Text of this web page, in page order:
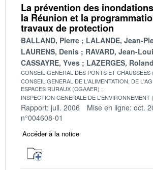
La prévention des
la Réunion et la
travaux de protection
BALLAND, Pierre
LALANDE, Jean-
LAURENS, Denis
RAVARD, Jean-
CASSAYRE, Yves
LAZERGES, Roland
CONSEIL GENERAL DES PONTS ET CHAUSSEES
CONSEIL GENERAL DE L'ALIMENTATION, DE
ESPACES RURAUX (CGAAER)
INSPECTION GENERALE DE L'ENVIRONNEMENT
Rapport: juil. 2006 Mise en ligne: oct.
n°004608-01
Accéder à la notice